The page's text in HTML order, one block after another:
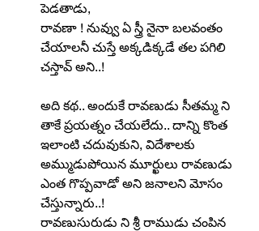
పెడతాడు,
రావణా ! నువ్వు ఏ స్త్రీ నైనా బలవంతం
చేయాలనీ చుస్తే అక్కడిక్కడే తల పగిలి
చస్తావ్ అని..!
అది కథ.. అందుకే రావణుడు సీతమ్మ ని
తాకే ప్రయత్నం చేయలేదు.. దాన్ని కొంత
ఇలాంటి చదువుకుని, విదేశాలకు
అమ్ముడుపోయిన మూర్ఖులు రావణుడు
ఎంత గొప్పవాడో అని జనాలని మోసం
చేస్తున్నారు..!
రావణుసురుడు ని శ్రీ రాముడు చంపిన